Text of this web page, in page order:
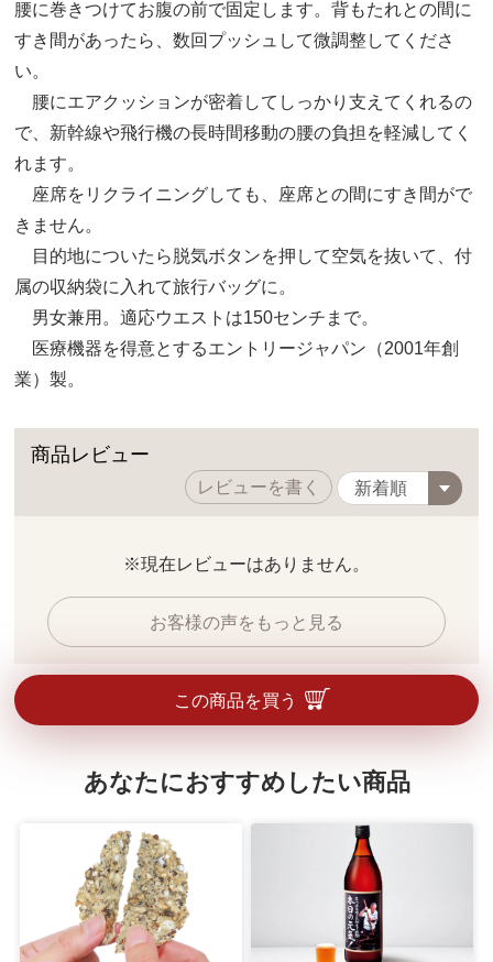
腰に巻きつけてお腹の前で固定します。背もたれとの間に
すき間があったら、数回プッシュして微調整してくださ
い。
腰にエアクッションが密着してしっかり支えてくれるの
で、新幹線や飛行機の長時間移動の腰の負担を軽減してく
れます。
座席をリクライニングしても、座席との間にすき間がで
きません。
目的地についたら脱気ボタンを押して空気を抜いて、付
属の収納袋に入れて旅行バッグに。
男女兼用。適応ウエストは150センチまで。
医療機器を得意とするエントリージャパン（2001年創
業）製。
商品レビュー
レビューを書く
※現在レビューはありません。
お客様の声をもっと見る
この商品を買う
あなたにおすすめしたい商品